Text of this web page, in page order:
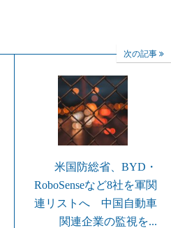
次の記事
米国防総省、BYD・
RoboSenseなど8社を軍関
連リストへ 中国自動車
関連企業の監視を...